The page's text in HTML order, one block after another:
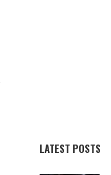
LATEST POSTS